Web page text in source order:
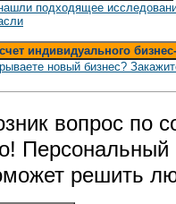
подходящее
индивидуального
новый бизнес?
вопрос по
решить